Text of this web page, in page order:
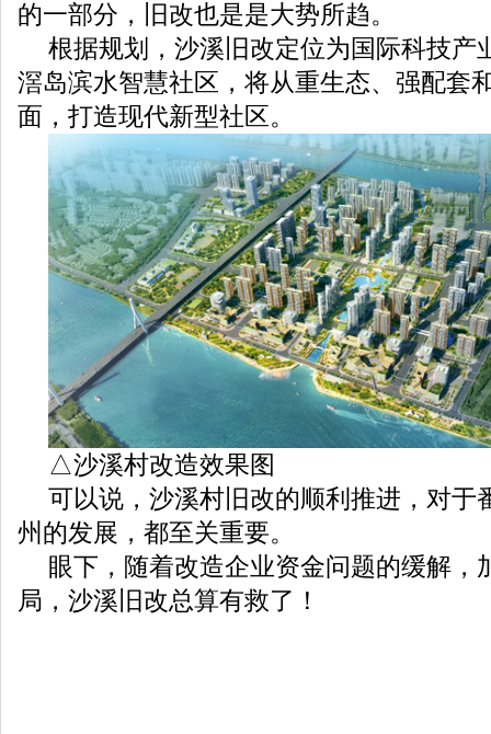
的一部分，旧改也是是大势所趋。
根据规划，沙溪旧改定位为国际科技产
滘岛滨水智慧社区，将从重生态、强配套
面，打造现代新型社区。
△沙溪村改造效果图
可以说，沙溪村旧改的顺利推进，对于
州的发展，都至关重要。
眼下，随着改造企业资金问题的缓解，
局，沙溪旧改总算有救了！